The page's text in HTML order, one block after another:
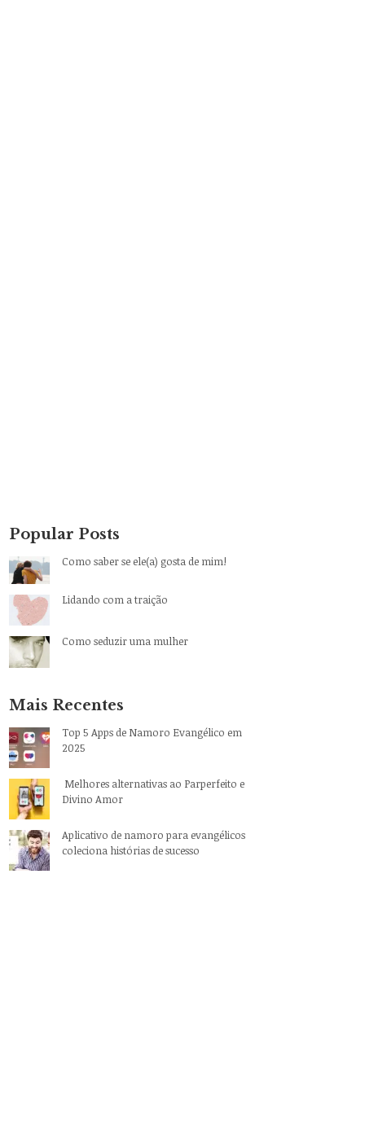
Popular Posts
Como saber se ele(a) gosta de mim!
Lidando com a traição
Como seduzir uma mulher
Mais Recentes
Top 5 Apps de Namoro Evangélico em
2025
Melhores alternativas ao Parperfeito e
Divino Amor
Aplicativo de namoro para evangélicos
coleciona histórias de sucesso